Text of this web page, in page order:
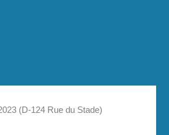
(D-124 Rue du Stade)